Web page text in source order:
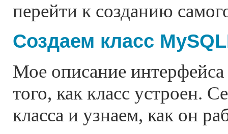
перейти к созданию
Создаем класс
Мое описание
того, как класс устроен.
класса и узнаем, как он